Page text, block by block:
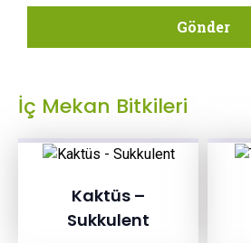
Gönder
İç Mekan Bitkileri
Kaktüs –
Sukkulent